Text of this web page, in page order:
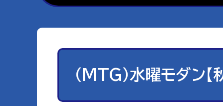
（MTG）水曜モダン【